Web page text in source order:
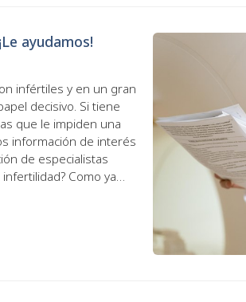
ayudamos!
infértiles y en un gran
decisivo. Si tiene
que le impiden una
información de interés
de especialistas
Como ya